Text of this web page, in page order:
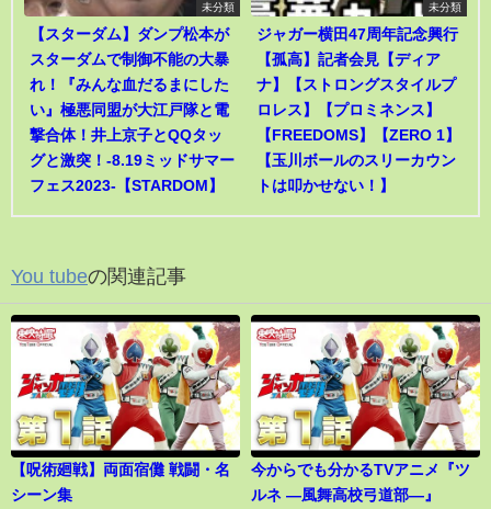
未分類
【スターダム】ダンプ松本が
スターダムで制御不能の大暴
れ！『みんな血だるまにした
い』極悪同盟が大江戸隊と電
撃合体！井上京子とQQタッ
グと激突！-8.19ミッドサマー
フェス2023-【STARDOM】
未分類
ジャガー横田47周年記念興行
【孤高】記者会見【ディア
ナ】【ストロングスタイルプ
ロレス】【プロミネンス】
【FREEDOMS】【ZERO 1】
【玉川ボールのスリーカウン
トは叩かせない！】
You tubeの関連記事
【呪術廻戦】両面宿儺 戦闘・名
シーン集
今からでも分かるTVアニメ『ツ
ルネ ―風舞高校弓道部―』